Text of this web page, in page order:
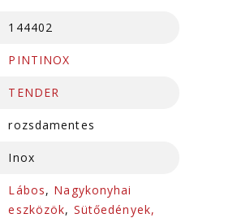
144402
PINTINOX
TENDER
rozsdamentes
Inox
Lábos, Nagykonyhai
eszközök, Sütőedények,